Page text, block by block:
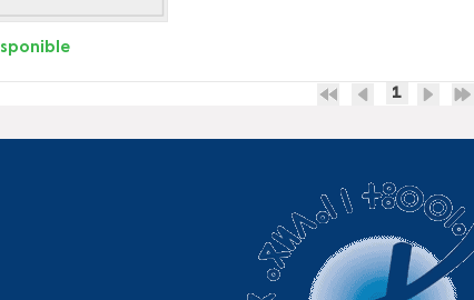
1